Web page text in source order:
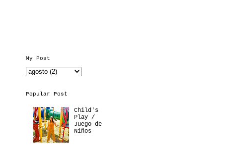
My Post
Popular Post
Child's
Play /
Juego de
Niños